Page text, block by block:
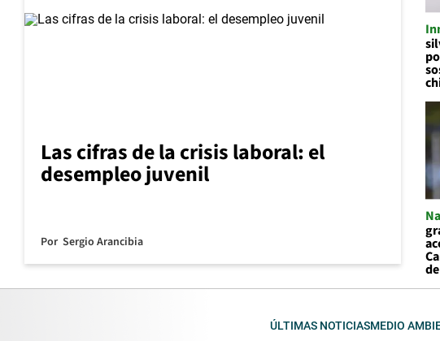
Las cifras de la crisis laboral: el
desempleo juvenil
Por Sergio Arancibia
ÚLTIMAS NOTICIASMEDIO